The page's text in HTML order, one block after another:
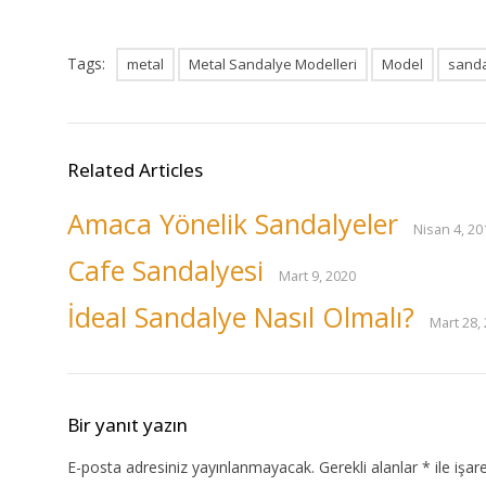
Tags: metal Metal Sandalye Modelleri Model
Related Articles
Amaca Yönelik Sandalyeler Nisan 4,
Cafe Sandalyesi Mart 9, 2020
İdeal Sandalye Nasıl Olmalı? Mart 28,
Bir yanıt yazın
E-posta adresiniz yayınlanmayacak. Gerekli alanlar * ile